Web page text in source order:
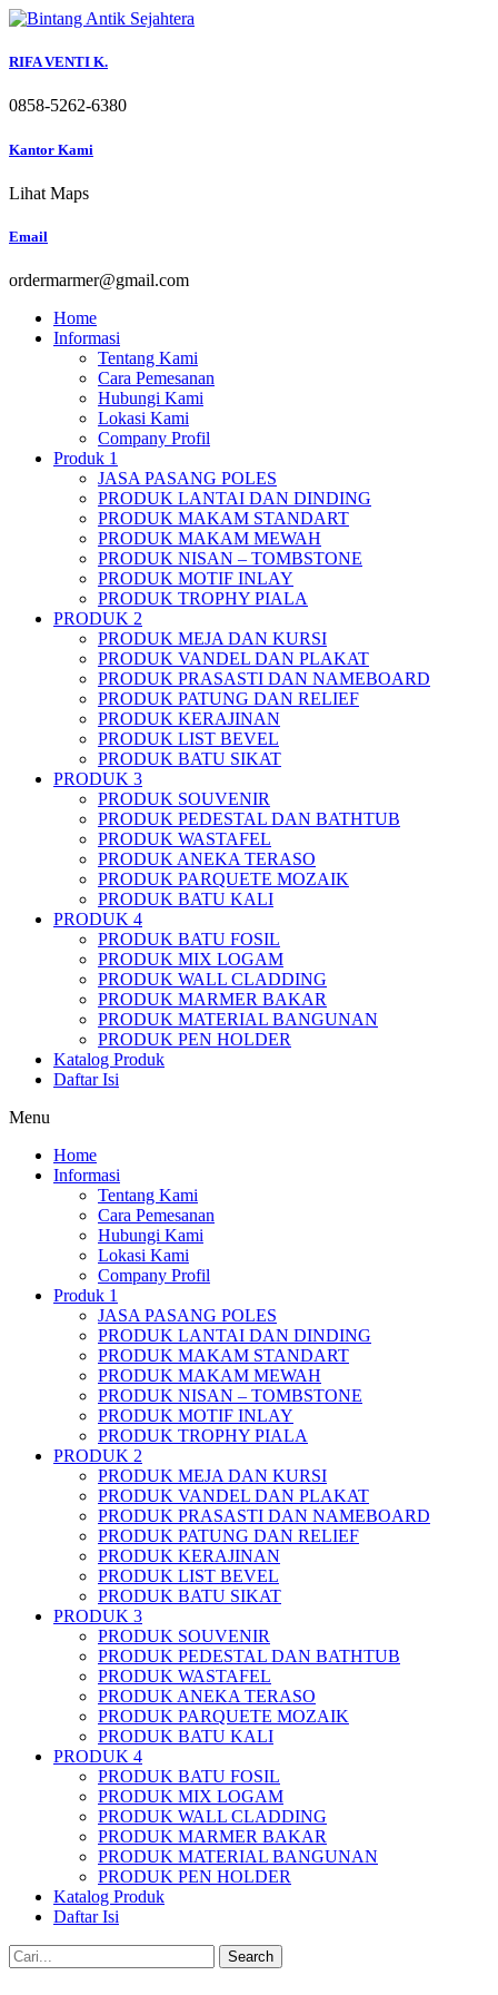
Skip
content
RIFA VENTI K.
0858-5262-6380
Kantor Kami
Lihat Maps
Email
ordermarmer@gmail.com
Home
Informasi
Tentang Kami
Cara Pemesanan
Hubungi Kami
Lokasi Kami
Company Profil
Produk 1
JASA PASANG POLES
PRODUK LANTAI DAN DINDING
PRODUK MAKAM STANDART
PRODUK MAKAM MEWAH
PRODUK NISAN – TOMBSTONE
PRODUK MOTIF INLAY
PRODUK TROPHY PIALA
PRODUK 2
PRODUK MEJA DAN KURSI
PRODUK VANDEL DAN PLAKAT
PRODUK PRASASTI DAN NAMEBOARD
PRODUK PATUNG DAN RELIEF
PRODUK KERAJINAN
PRODUK LIST BEVEL
PRODUK BATU SIKAT
PRODUK 3
PRODUK SOUVENIR
PRODUK PEDESTAL DAN BATHTUB
PRODUK WASTAFEL
PRODUK ANEKA TERASO
PRODUK PARQUETE MOZAIK
PRODUK BATU KALI
PRODUK 4
PRODUK BATU FOSIL
PRODUK MIX LOGAM
PRODUK WALL CLADDING
PRODUK MARMER BAKAR
PRODUK MATERIAL BANGUNAN
PRODUK PEN HOLDER
Katalog Produk
Daftar Isi
Menu
Home
Informasi
Tentang Kami
Cara Pemesanan
Hubungi Kami
Lokasi Kami
Company Profil
Produk 1
JASA PASANG POLES
PRODUK LANTAI DAN DINDING
PRODUK MAKAM STANDART
PRODUK MAKAM MEWAH
PRODUK NISAN – TOMBSTONE
PRODUK MOTIF INLAY
PRODUK TROPHY PIALA
PRODUK 2
PRODUK MEJA DAN KURSI
PRODUK VANDEL DAN PLAKAT
PRODUK PRASASTI DAN NAMEBOARD
PRODUK PATUNG DAN RELIEF
PRODUK KERAJINAN
PRODUK LIST BEVEL
PRODUK BATU SIKAT
PRODUK 3
PRODUK SOUVENIR
PRODUK PEDESTAL DAN BATHTUB
PRODUK WASTAFEL
PRODUK ANEKA TERASO
PRODUK PARQUETE MOZAIK
PRODUK BATU KALI
PRODUK 4
PRODUK BATU FOSIL
PRODUK MIX LOGAM
PRODUK WALL CLADDING
PRODUK MARMER BAKAR
PRODUK MATERIAL BANGUNAN
PRODUK PEN HOLDER
Katalog Produk
Daftar Isi
Search